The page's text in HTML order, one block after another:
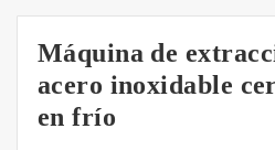
Máquina de
acero inoxidable
en frío